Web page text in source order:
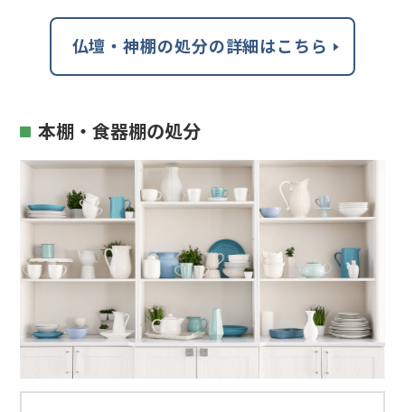
仏壇・神棚の処分の詳細はこちら
本棚・食器棚の処分